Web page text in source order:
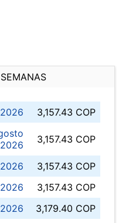
3,157.43 COP
2026
3,157.43 COP
3,157.43 COP
3,157.43 COP
3,179.40 COP